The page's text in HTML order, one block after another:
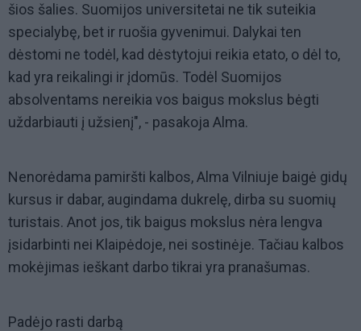
šios šalies. Suomijos universitetai ne tik suteikia
specialybę, bet ir ruošia gyvenimui. Dalykai ten
dėstomi ne todėl, kad dėstytojui reikia etato, o dėl to,
kad yra reikalingi ir įdomūs. Todėl Suomijos
absolventams nereikia vos baigus mokslus bėgti
uždarbiauti į užsienį", - pasakoja Alma.
Nenorėdama pamiršti kalbos, Alma Vilniuje baigė gidų
kursus ir dabar, augindama dukrelę, dirba su suomių
turistais. Anot jos, tik baigus mokslus nėra lengva
įsidarbinti nei Klaipėdoje, nei sostinėje. Tačiau kalbos
mokėjimas ieškant darbo tikrai yra pranašumas.
Padėjo rasti darbą